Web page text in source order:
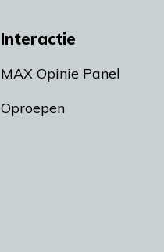
Interactie
MAX Opinie Panel
Oproepen